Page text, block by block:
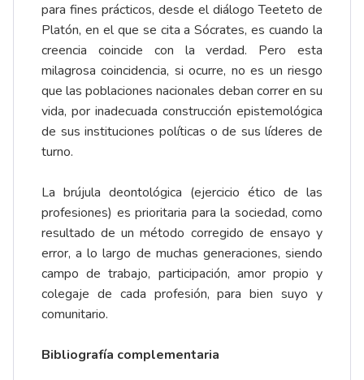
para fines prácticos, desde el diálogo Teeteto de
Platón, en el que se cita a Sócrates, es cuando la
creencia coincide con la verdad. Pero esta
milagrosa coincidencia, si ocurre, no es un riesgo
que las poblaciones nacionales deban correr en su
vida, por inadecuada construcción epistemológica
de sus instituciones políticas o de sus líderes de
turno.
La brújula deontológica (ejercicio ético de las
profesiones) es prioritaria para la sociedad, como
resultado de un método corregido de ensayo y
error, a lo largo de muchas generaciones, siendo
campo de trabajo, participación, amor propio y
colegaje de cada profesión, para bien suyo y
comunitario.
Bibliografía complementaria